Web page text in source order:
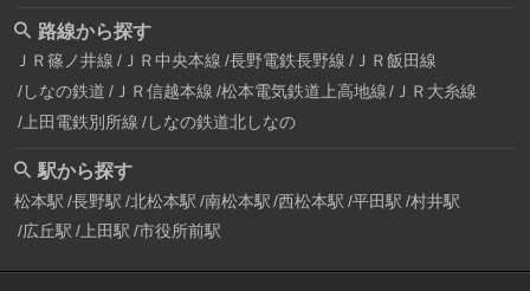
路線から探す
ＪＲ篠ノ井線 ＪＲ中央本線 長野電鉄長野線 ＪＲ飯田線
しなの鉄道 ＪＲ信越本線 松本電気鉄道上高地線
ＪＲ大糸線
上田電鉄別所線 しなの鉄道北しなの
駅から探す
松本駅 長野駅 北松本駅 南松本駅 西松本駅 平田駅 村井駅
広丘駅 上田駅 市役所前駅